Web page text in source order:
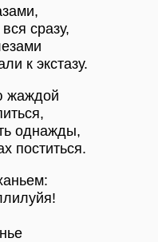
сразу,
к экстазу.
жаждой
однажды,
поститься.